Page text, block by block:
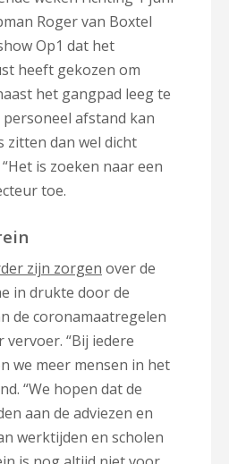
Roger van Boxtel
Op1 dat het
heeft gekozen om
het gangpad leeg te
afstand kan
zitten dan wel dicht
is zoeken naar een
toe.
zijn zorgen over de
in drukte door de
de coronamaatregelen
“Bij iedere
we meer mensen in het
“We hopen dat de
aan de adviezen en
werktijden en scholen